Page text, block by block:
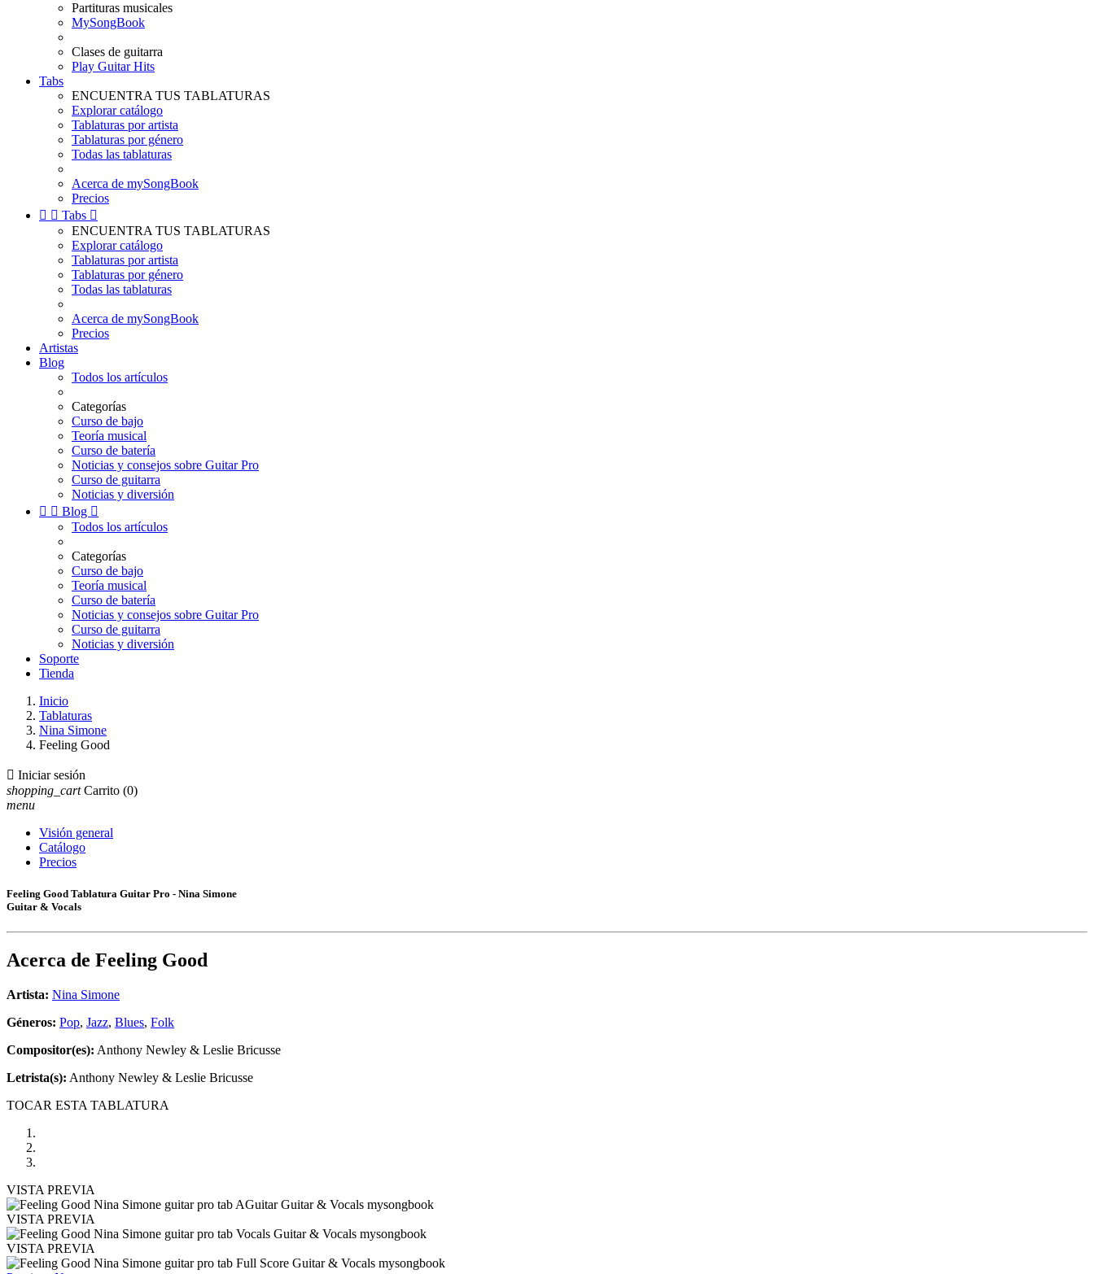
Partituras musicales
MySongBook
Clases de guitarra
Play Guitar Hits
Tabs
ENCUENTRA TUS TABLATURAS
Explorar catálogo
Tablaturas por artista
Tablaturas por género
Todas las tablaturas
Acerca de mySongBook
Precios
  Tabs 
ENCUENTRA TUS TABLATURAS
Explorar catálogo
Tablaturas por artista
Tablaturas por género
Todas las tablaturas
Acerca de mySongBook
Precios
Artistas
Blog
Todos los artículos
Categorías
Curso de bajo
Teoría musical
Curso de batería
Noticias y consejos sobre Guitar Pro
Curso de guitarra
Noticias y diversión
  Blog 
Todos los artículos
Categorías
Curso de bajo
Teoría musical
Curso de batería
Noticias y consejos sobre Guitar Pro
Curso de guitarra
Noticias y diversión
Soporte
Tienda
Inicio
Tablaturas
Nina Simone
Feeling Good
 Iniciar sesión
shopping_cart Carrito (0)
menu
Visión general
Catálogo
Precios
Feeling Good Tablatura Guitar Pro - Nina Simone
Guitar & Vocals
Acerca de Feeling Good
Artista: Nina Simone
Géneros: Pop, Jazz, Blues, Folk
Compositor(es): Anthony Newley & Leslie Bricusse
Letrista(s): Anthony Newley & Leslie Bricusse
TOCAR ESTA TABLATURA
VISTA PREVIA
VISTA PREVIA
VISTA PREVIA